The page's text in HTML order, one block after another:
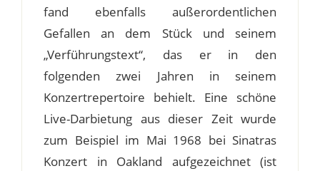
fand ebenfalls außerordentlichen
Gefallen an dem Stück und seinem
„Verführungstext“, das er in den
folgenden zwei Jahren in seinem
Konzertrepertoire behielt. Eine schöne
Live-Darbietung aus dieser Zeit wurde
zum Beispiel im Mai 1968 bei Sinatras
Konzert in Oakland aufgezeichnet (ist